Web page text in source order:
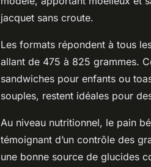
jacquet sans croute.
Les formats répondent à tous
allant de 475 à 825 grammes.
sandwiches pour enfants ou
souples, restent idéales pour
Au niveau nutritionnel, le pain
témoignant d’un contrôle des
une bonne source de glucides